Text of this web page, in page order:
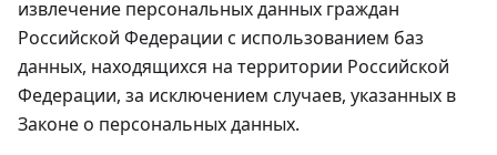
извлечение персональных данных граждан
Российской Федерации с использованием баз
данных, находящихся на территории Российской
Федерации, за исключением случаев, указанных в
Законе о персональных данных.